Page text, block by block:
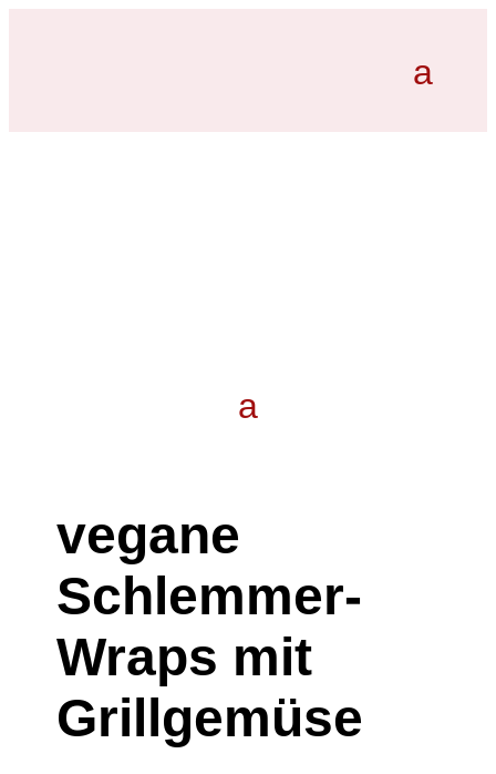
vegane
Schlemmer-
Wraps mit
Grillgemüse